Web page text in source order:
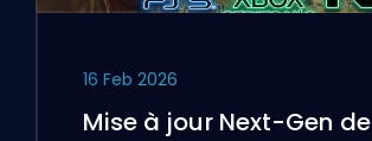
16 Feb 2026
Mise à jour Next-Gen de